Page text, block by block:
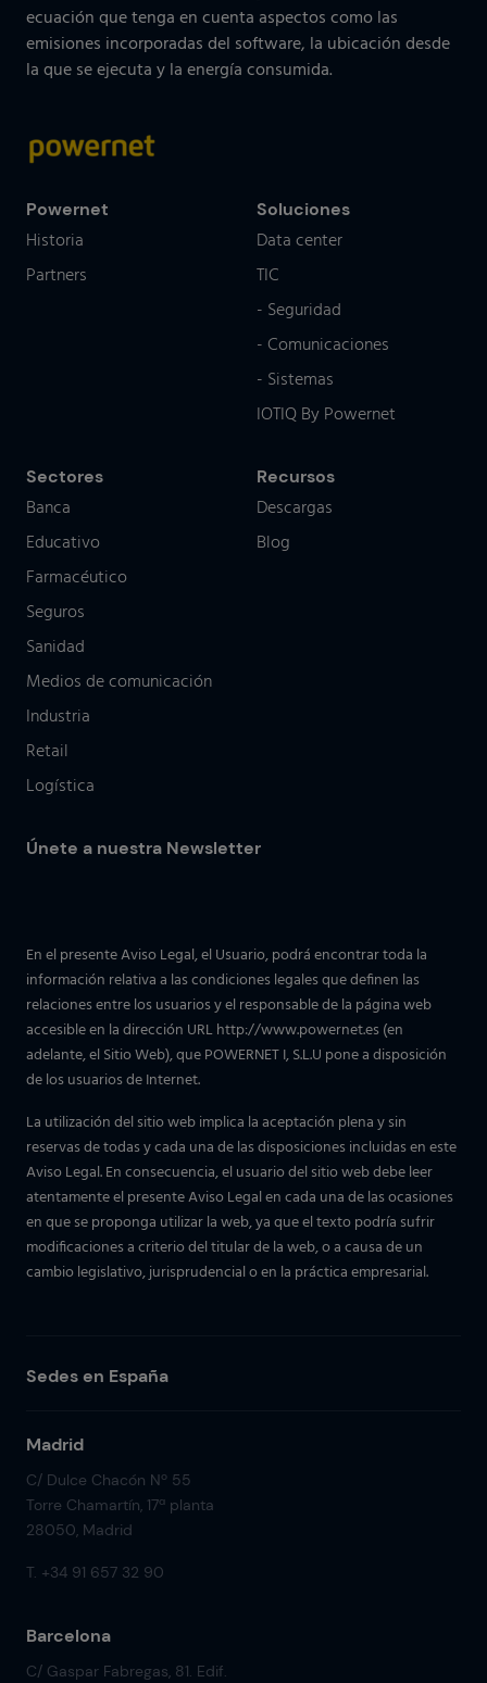
ecuación que tenga en cuenta aspectos como las
emisiones incorporadas del software, la ubicación desde
la que se ejecuta y la energía consumida.
Powernet
Historia
Partners
Soluciones
Data center
TIC
- Seguridad
- Comunicaciones
- Sistemas
IOTIQ By Powernet
Sectores
Banca
Educativo
Farmacéutico
Seguros
Sanidad
Medios de comunicación
Industria
Retail
Logística
Recursos
Descargas
Blog
Únete a nuestra Newsletter
En el presente Aviso Legal, el Usuario, podrá encontrar toda la
información relativa a las condiciones legales que definen las
relaciones entre los usuarios y el responsable de la página web
accesible en la dirección URL http://www.powernet.es (en
adelante, el Sitio Web), que POWERNET I, S.L.U pone a disposición
de los usuarios de Internet.
La utilización del sitio web implica la aceptación plena y sin
reservas de todas y cada una de las disposiciones incluidas en este
Aviso Legal. En consecuencia, el usuario del sitio web debe leer
atentamente el presente Aviso Legal en cada una de las ocasiones
en que se proponga utilizar la web, ya que el texto podría sufrir
modificaciones a criterio del titular de la web, o a causa de un
cambio legislativo, jurisprudencial o en la práctica empresarial.
Sedes en España
Madrid
C/ Dulce Chacón Nº 55
Torre Chamartín, 17ª planta
28050, Madrid
T. +34 91 657 32 90
Barcelona
C/ Gaspar Fabregas, 81. Edif.